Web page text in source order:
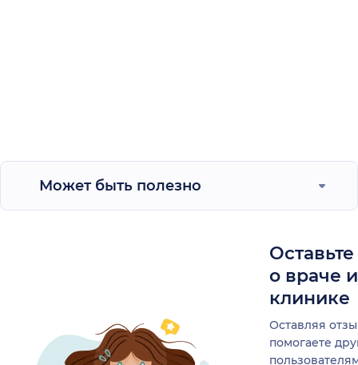
Может быть полезно
о враче
клинике
Оставляя
помогаете